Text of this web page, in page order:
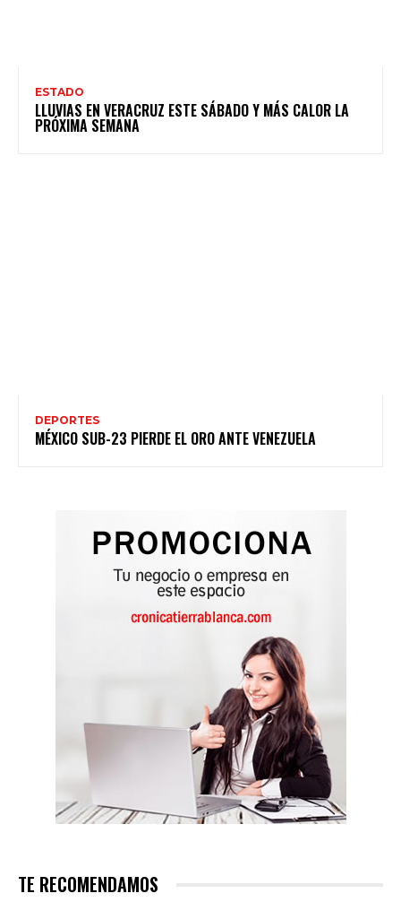
ESTADO
LLUVIAS EN VERACRUZ ESTE SÁBADO Y MÁS CALOR LA
PRÓXIMA SEMANA
DEPORTES
MÉXICO SUB-23 PIERDE EL ORO ANTE VENEZUELA
TE RECOMENDAMOS